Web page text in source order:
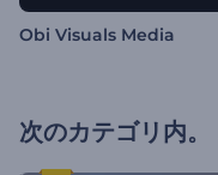
Obi Visuals Media
次のカテゴリ内。